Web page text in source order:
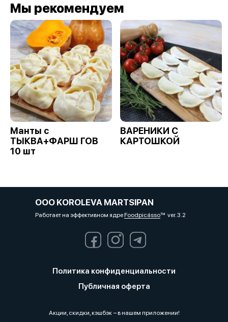
Мы рекомендуем
Манты с
ТЫКВА+ФАРШ ГОВ
10 шт
ВАРЕНИКИ С
КАРТОШКОЙ
OOO KOROLEVA MARTSIPAN
Работает на эффективном ядреFoodpicássover. 3.2
Политика конфиденциальности
Публичная оферта
Акции, скидки, кэшбэк − в нашем приложении!